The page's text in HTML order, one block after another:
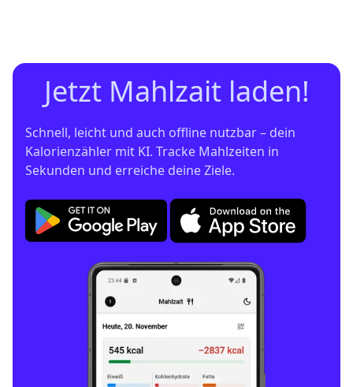
Jetzt Mahlzait laden!
Schnell, leicht und auch offline nutzbar – dein
Kalorienzähler mit KI. Tracke Mahlzeiten in
Sekunden und erreiche deine Ziele.